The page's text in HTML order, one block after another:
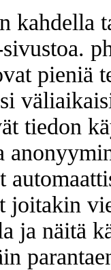
kahdella
pieniä
tiedon
joitakin
ja näitä